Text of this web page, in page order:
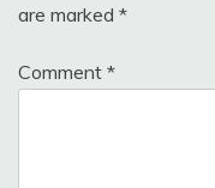
are marked *
Comment *